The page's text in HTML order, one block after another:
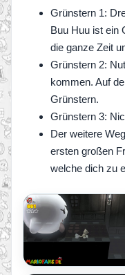
Grünstern 1:
Buu Huu ist ein
die ganze Zeit
Grünstern 2:
kommen. Auf
Grünstern.
Grünstern 3:
Der weitere
ersten großen
welche dich zu